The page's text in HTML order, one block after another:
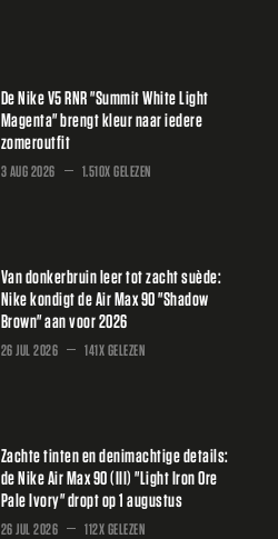
De Nike V5 RNR "Summit White Light
Magenta" brengt kleur naar iedere
zomeroutfit
3 AUG 2026 1.510X GELEZEN
Van donkerbruin leer tot zacht suède:
Nike kondigt de Air Max 90 "Shadow
Brown" aan voor 2026
26 JUL 2026 141X GELEZEN
Zachte tinten en denimachtige details:
de Nike Air Max 90 (III) "Light Iron Ore
Pale Ivory" dropt op 1 augustus
26 JUL 2026 112X GELEZEN